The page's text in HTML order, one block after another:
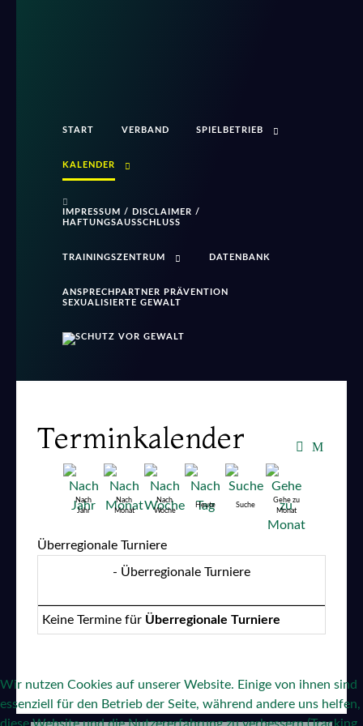
START VERBAND SPIELBETRIEB
KALENDER
IMPRESSUM / DISCLAIMER /
HAFTUNGSAUSSCHLUSS
TRAININGSZENTRUM DATENBANK
ANSPRECHPARTNER PRÄVENTION
SEXUALISIERTE GEWALT
Terminkalender
Nach
Jahr
Nach
Monat
Nach
Woche
Heute Suche
Gehe zu
Monat
Überregionale Turniere
- Überregionale Turniere
Keine Termine für Überregionale Turniere
Wir nutzen Cookies auf unserer Website. Einige von ihnen sind
essenziell für den Betrieb der Seite, während andere uns helfen,